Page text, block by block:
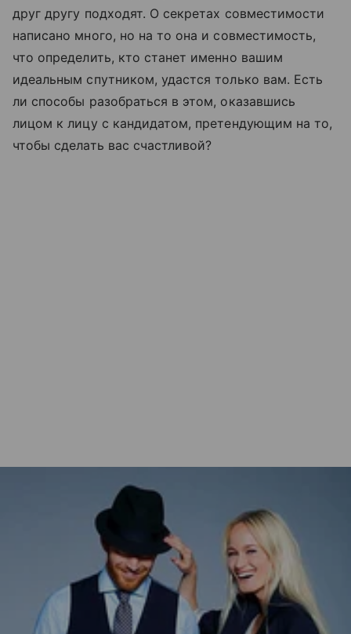
друг другу подходят. О секретах совместимости
написано много, но на то она и совместимость,
что определить, кто станет именно вашим
идеальным спутником, удастся только вам. Есть
ли способы разобраться в этом, оказавшись
лицом к лицу с кандидатом, претендующим на то,
чтобы сделать вас счастливой?